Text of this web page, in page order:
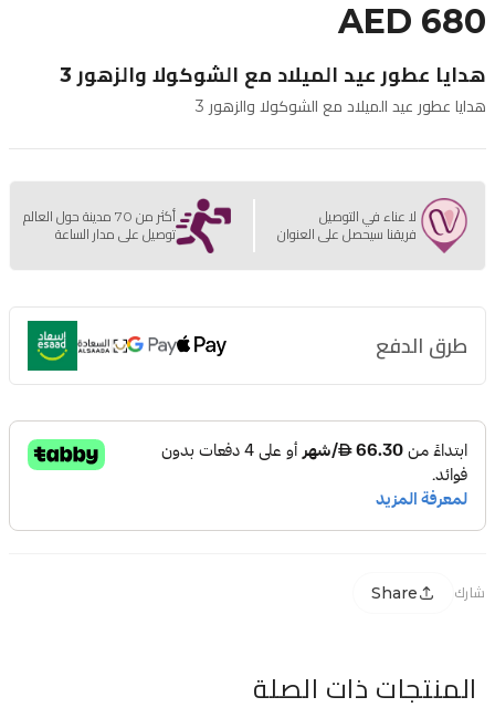
AED 680
هدايا عطور عيد الميلاد مع الشوكولا والزهور 3
هدايا عطور عيد الميلاد مع الشوكولا والزهور 3
لا عناء في التوصيل
فريقنا سيحصل على العنوان
أكثر من 70 مدينة حول العالم
توصيل على مدار الساعة
طرق الدفع
شارك Share
المنتجات ذات الصلة